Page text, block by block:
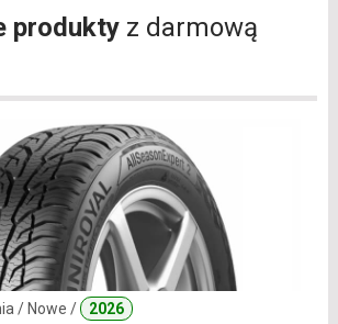
produktyz darmową
/ Nowe / 2026